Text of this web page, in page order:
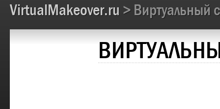
VirtualMakeover.ru > Виртуальный